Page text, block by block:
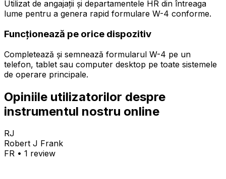
Utilizat de angajații și departamentele HR din întreaga
lume pentru a genera rapid formulare W-4 conforme.
Funcționează pe orice dispozitiv
Completează și semnează formularul W-4 pe un
telefon, tablet sau computer desktop pe toate sistemele
de operare principale.
Opiniile utilizatorilor despre
instrumentul nostru online
RJ
Robert J Frank
FR • 1 review